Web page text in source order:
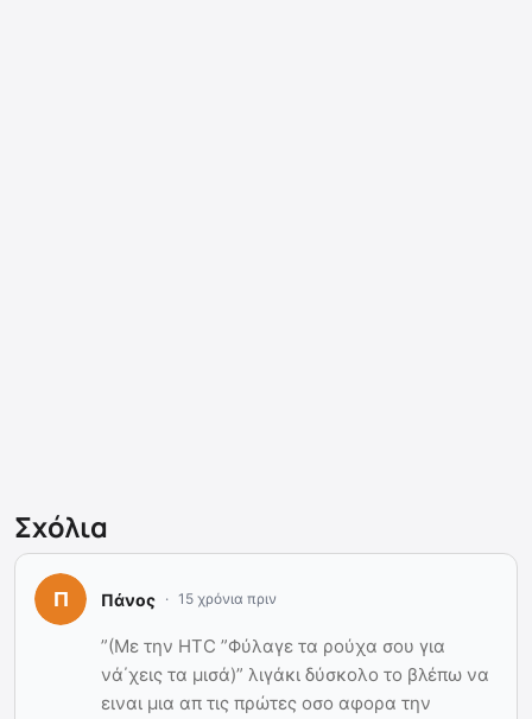
Σχόλια
Πάνος 15 χρόνια πριν
”(Με την HTC ”Φύλαγε τα ρούχα σου για
νά΄χεις τα μισά)” λιγάκι δύσκολο το βλέπω να
ειναι μια απ τις πρώτες οσο αφορα την